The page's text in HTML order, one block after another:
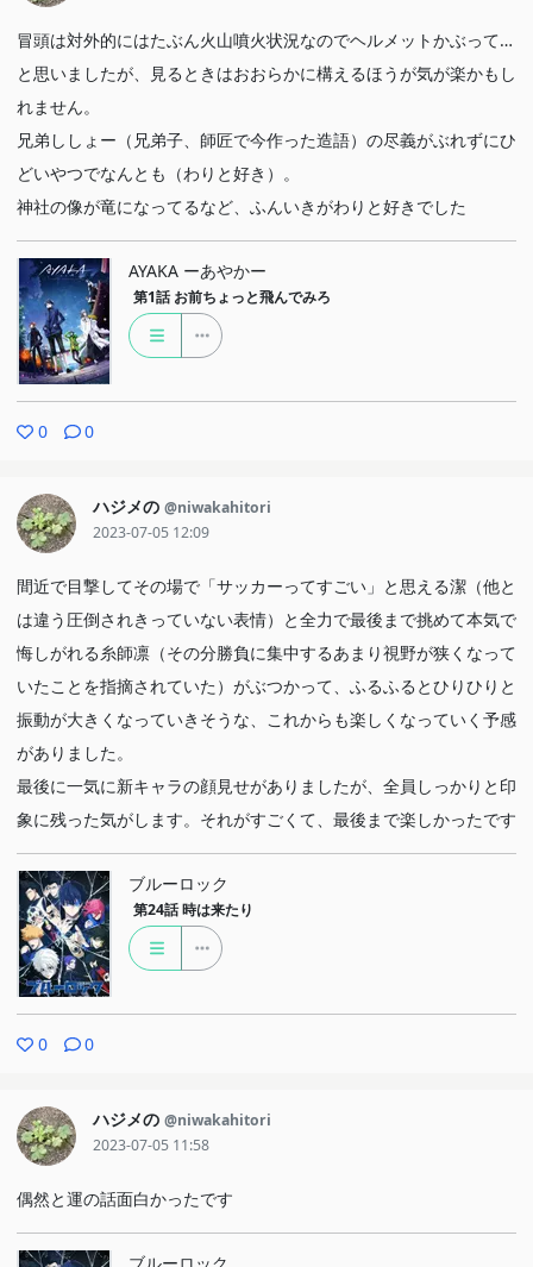
冒頭は対外的にはたぶん火山噴火状況なのでヘルメットかぶって…
と思いましたが、見るときはおおらかに構えるほうが気が楽かもし
れません。
兄弟ししょー（兄弟子、師匠で今作った造語）の尽義がぶれずにひ
どいやつでなんとも（わりと好き）。
神社の像が竜になってるなど、ふんいきがわりと好きでした
AYAKA ーあやかー
第1話 お前ちょっと飛んでみろ
0 0
ハジメの @niwakahitori
2023-07-05 12:09
間近で目撃してその場で「サッカーってすごい」と思える潔（他と
は違う圧倒されきっていない表情）と全力で最後まで挑めて本気で
悔しがれる糸師凛（その分勝負に集中するあまり視野が狭くなって
いたことを指摘されていた）がぶつかって、ふるふるとひりひりと
振動が大きくなっていきそうな、これからも楽しくなっていく予感
がありました。
最後に一気に新キャラの顔見せがありましたが、全員しっかりと印
象に残った気がします。それがすごくて、最後まで楽しかったです
ブルーロック
第24話 時は来たり
0 0
ハジメの @niwakahitori
2023-07-05 11:58
偶然と運の話面白かったです